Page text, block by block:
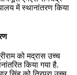
में स्थानांतरण किया
को मद्रास उच्च
किया गया है.